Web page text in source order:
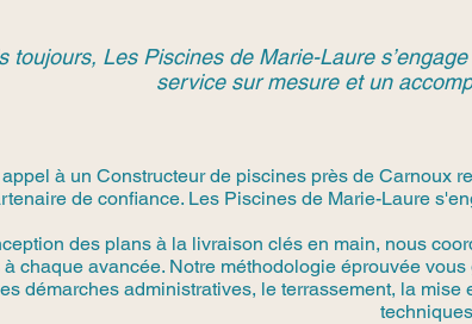
toujours, Les Piscines de Marie-Laure
service sur mesure et un
à un Constructeur de piscines près de Carnoux
de confiance. Les Piscines de Marie-Laure
des plans à la livraison clés en main, nous
à chaque avancée. Notre méthodologie éprouvée
démarches administratives, le terrassement, la